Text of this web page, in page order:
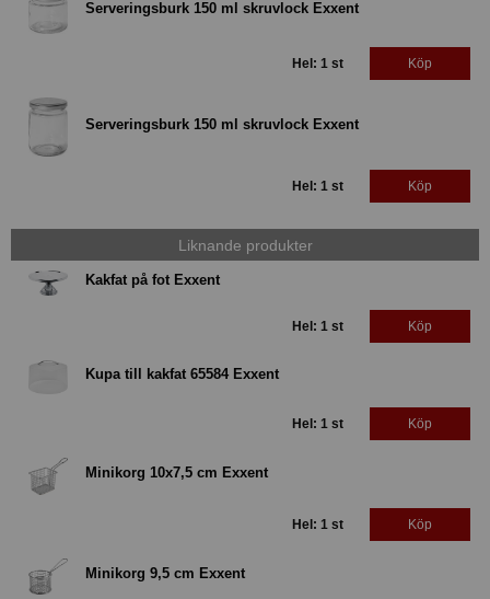
Serveringsburk 150 ml skruvlock Exxent
Hel: 1 st Köp
Serveringsburk 150 ml skruvlock Exxent
Hel: 1 st Köp
Liknande produkter
Kakfat på fot Exxent
Hel: 1 st Köp
Kupa till kakfat 65584 Exxent
Hel: 1 st Köp
Minikorg 10x7,5 cm Exxent
Hel: 1 st Köp
Minikorg 9,5 cm Exxent